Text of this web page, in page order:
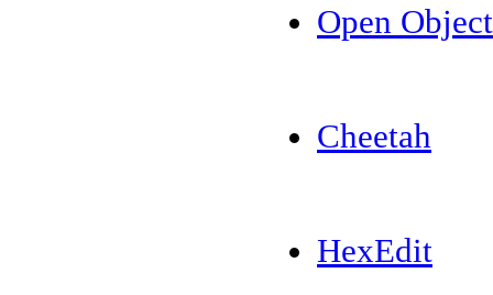
Open
Cheetah
HexEdit